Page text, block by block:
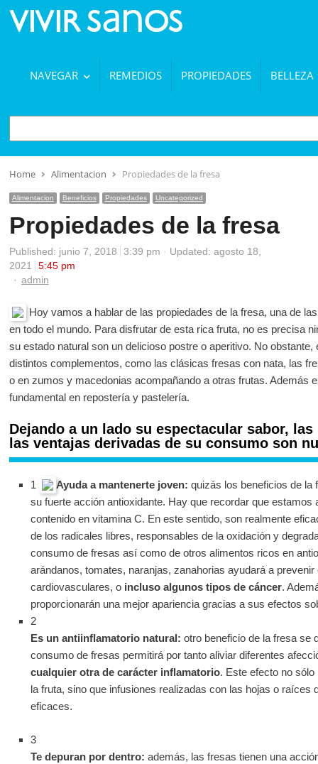
NAVEGAR REMEDIOS PROPIEDADES BELLEZA
BUSCAR
Home Alimentacion Propiedades de la fresa
Alimentacion Beneficios Propiedades Uncategorized
Propiedades de la fresa
Published: junio 7, 2018 3:39 pm
Updated: agosto 18,
2021
5:45 pm
Author
admin
Hoy vamos a hablar de las propiedades de la fresa, una de
en todo el mundo. Para disfrutar de esta rica fruta, no es precisa
su estado natural son un delicioso postre o aperitivo. No
distintos complementos, como las clásicas fresas con nata, las
o en zumos y macedonias acompañando a otras frutas. Además
fundamental en repostería y pastelería.
Dejando a un lado su espectacular sabor,
las ventajas derivadas de su consumo son
1 Ayuda a mantenerte joven: quizás los beneficios de la
su fuerte acción antioxidante. Hay que recordar que
contenido en vitamina C. En este sentido, son realmente
de los radicales libres, responsables de la oxidación y
consumo de fresas así como de otros alimentos ricos en
arándanos, tomates, naranjas, zanahorias ayudará a
cardiovasculares, o incluso algunos tipos de cáncer.
proporcionarán una mejor apariencia gracias a sus efectos
2
Es un antiinflamatorio natural: otro beneficio de la fresa se
consumo de fresas permitirá por tanto aliviar diferentes
cualquier otra de carácter inflamatorio. Este efecto no
la fruta, sino que infusiones realizadas con las hojas o raíces
eficaces.
3
Te depuran por dentro: además, las fresas tienen una